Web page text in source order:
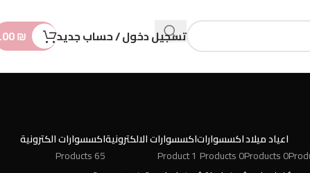
تسجيل دخول / حساب جديد ₪
اعياد ميلاد
0 Products
اكسسوارات
0 Products
اكسسوارات الالكترونية
1 Product
اكسسوارات الكترونية
65 Products